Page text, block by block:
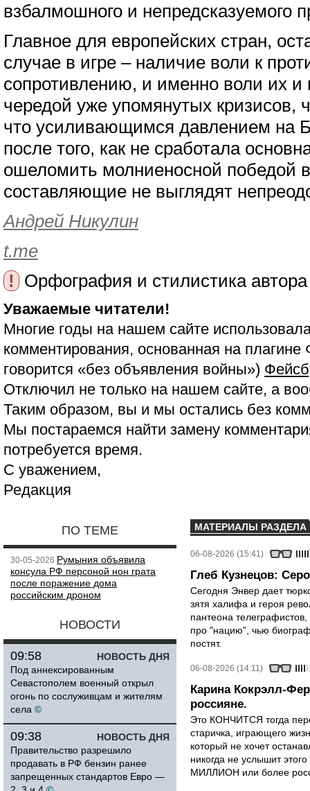
взбалмошного и непредсказуемого
Главное для европейских стран,
случае в игре – наличие воли к
сопротивлению, и именно воли их
чередой уже упомянутых кризисов,
что усиливающимся давлением на
после того, как не сработала
ошеломить молниеносной победой
составляющие не выглядят
Андрей Никулин
t.me
!
Орфография и стилистика
Уважаемые читатели!
Многие годы на нашем сайте
комментирования, основанная на
говорится «без объявления войны»)
Отключил не только на нашем сайте, а
Таким образом, вы и мы остались без
Мы постараемся найти замену
потребуется время.
С уважением,
Редакция
ПО ТЕМЕ
30-05-2026 Румыния объявила
консула РФ персоной нон грата
после поражение дома
российским дроном
НОВОСТИ
НОВОСТЬ ДНЯ
09:58
Под аннексированным
Севастополем военный открыл
огонь по сослуживцам и жителям
села ©
НОВОСТЬ ДНЯ
09:38
Правительство разрешило
продавать в РФ бензин ранее
запрещенных стандартов Евро —
МАТЕРИАЛЫ РАЗДЕЛА
06-08-2026 (15:41)
Глеб Кузнецов:
Сегодня Энвер дает
зятя халифа и героя
пантеона
про "нацию", чью
постят.
06-08-2026 (14:11)
Карина Кокрэлл-
россияне.
Это КОНЧИТСЯ тогда
старичка, играющего
который не хочет
никогда не услышит
МИЛЛИОН или более